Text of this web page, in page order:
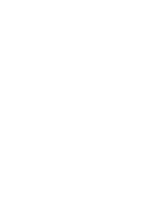
Euro STOXX